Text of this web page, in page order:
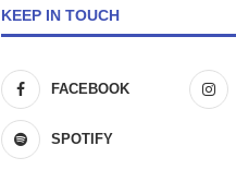
KEEP IN TOUCH
FACEBOOK
SPOTIFY